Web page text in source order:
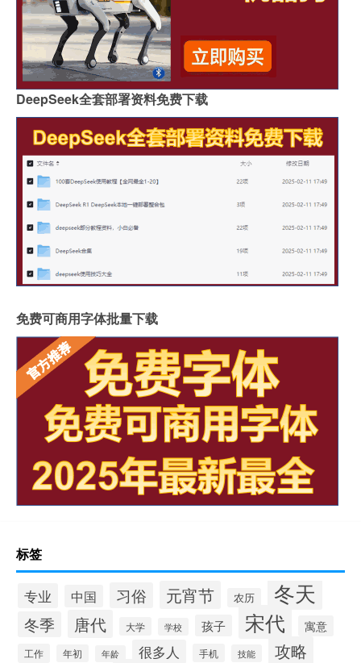
DeepSeek全套部署资料免费下载
免费可商用字体批量下载
标签
专业 中国 习俗 元宵节 农历 冬天
冬季 唐代 大学 学校 孩子 宋代 寓意
工作 年初 年龄 很多人 手机 技能 攻略